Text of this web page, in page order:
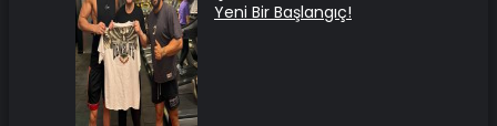
Yeni Bir Başlangıç!